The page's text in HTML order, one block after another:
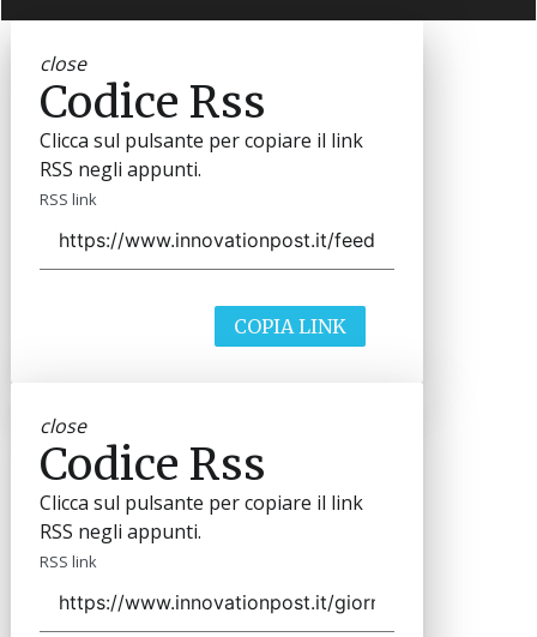
close
Codice Rss
Clicca sul pulsante per copiare il link
RSS negli appunti.
RSS link
COPIA LINK
close
Codice Rss
Clicca sul pulsante per copiare il link
RSS negli appunti.
RSS link